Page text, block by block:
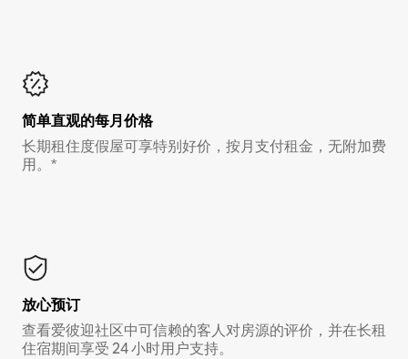
简单直观的每月价格
长期租住度假屋可享特别好价，按月支付租金，无附加费
用。*
放心预订
查看爱彼迎社区中可信赖的客人对房源的评价，并在长租
住宿期间享受 24 小时用户支持。